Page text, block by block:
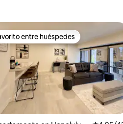
entre huéspedes
entre huéspedes